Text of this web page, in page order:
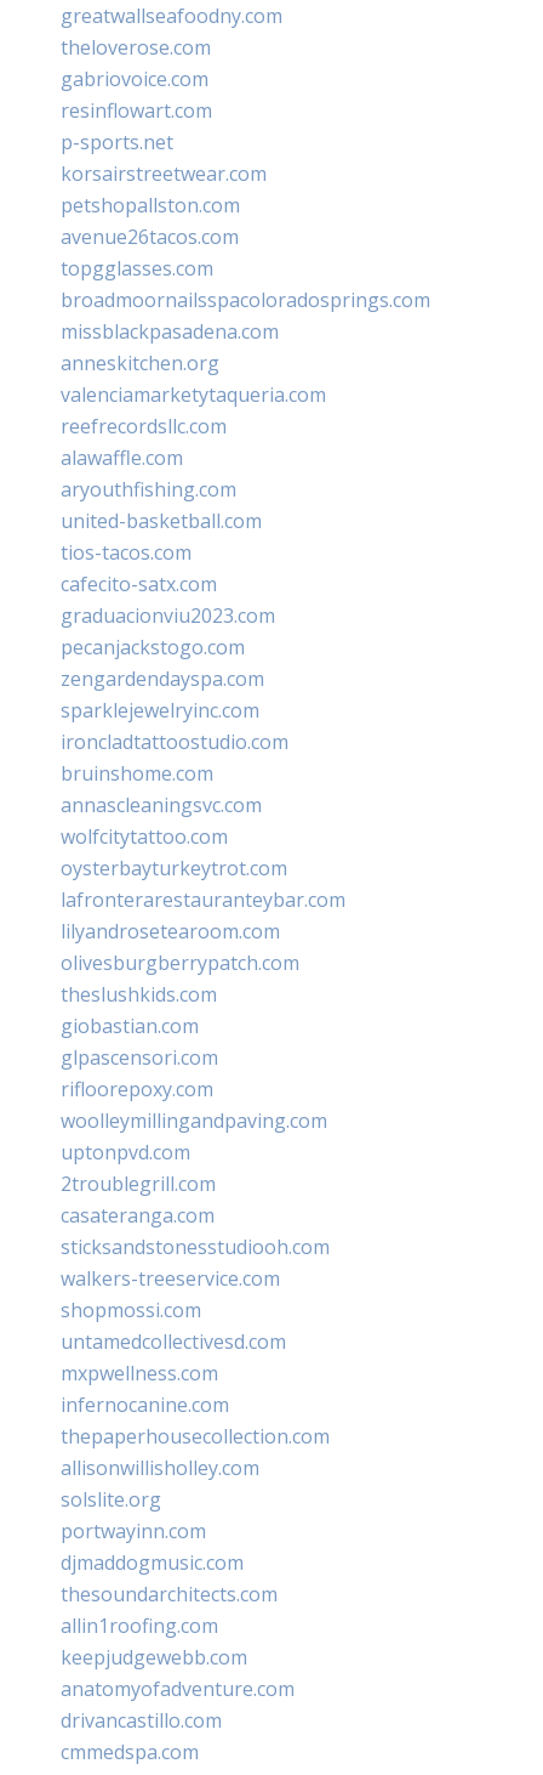
greatwallseafoodny.com
theloverose.com
gabriovoice.com
resinflowart.com
p-sports.net
korsairstreetwear.com
petshopallston.com
avenue26tacos.com
topgglasses.com
broadmoornailsspacoloradosprings.com
missblackpasadena.com
anneskitchen.org
valenciamarketytaqueria.com
reefrecordsllc.com
alawaffle.com
aryouthfishing.com
united-basketball.com
tios-tacos.com
cafecito-satx.com
graduacionviu2023.com
pecanjackstogo.com
zengardendayspa.com
sparklejewelryinc.com
ironcladtattoostudio.com
bruinshome.com
annascleaningsvc.com
wolfcitytattoo.com
oysterbayturkeytrot.com
lafronterarestauranteybar.com
lilyandrosetearoom.com
olivesburgberrypatch.com
theslushkids.com
giobastian.com
glpascensori.com
rifloorepoxy.com
woolleymillingandpaving.com
uptonpvd.com
2troublegrill.com
casateranga.com
sticksandstonesstudiooh.com
walkers-treeservice.com
shopmossi.com
untamedcollectivesd.com
mxpwellness.com
infernocanine.com
thepaperhousecollection.com
allisonwillisholley.com
solslite.org
portwayinn.com
djmaddogmusic.com
thesoundarchitects.com
allin1roofing.com
keepjudgewebb.com
anatomyofadventure.com
drivancastillo.com
cmmedspa.com